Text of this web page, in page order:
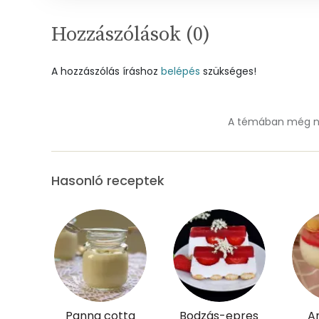
Kálcium
Vas
Nátrium
Réz
Mangán
Szénhidrát
Hozzászólások (0)
A hozzászólás íráshoz belépés szükséges!
A témában még
Hasonló receptek
Panna cotta
Bodzás-epres